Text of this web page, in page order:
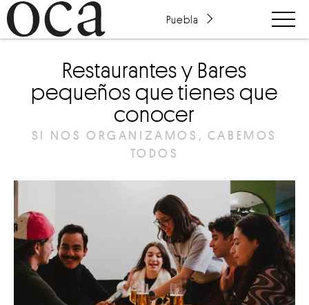
Puebla
Restaurantes y Bares
pequeños que tienes que
conocer
SI NOS ORGANIZAMOS, CABEMOS
TODOS